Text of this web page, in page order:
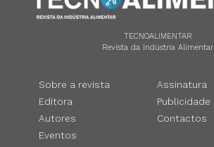
TECNOALIMENTAR
Revista da Indústria Alimentar
Sobre a revista
Editora
Autores
Eventos
Assinatura
Publicidade
Contactos